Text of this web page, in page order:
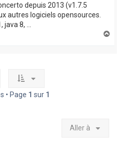
depuis 2013 (v1.7.5
autres logiciels opensources.
8, ...
• Page 1 sur 1
Aller à